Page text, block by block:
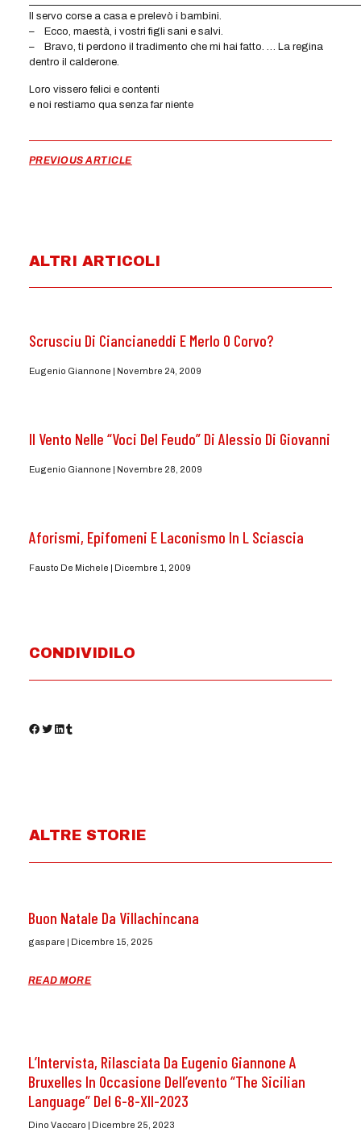
Il servo corse a casa e prelevò i bambini.
– Ecco, maestà, i vostri figli sani e salvi.
– Bravo, ti perdono il tradimento che mi hai fatto. … La regina
dentro il calderone.
Loro vissero felici e contenti
e noi restiamo qua senza far niente
PREVIOUS ARTICLE
ALTRI ARTICOLI
Scrusciu Di Ciancianeddi E Merlo O Corvo?
Eugenio Giannone Novembre 24, 2009
Il Vento Nelle “Voci Del Feudo” Di Alessio Di Giovanni
Eugenio Giannone Novembre 28, 2009
Aforismi, Epifomeni E Laconismo In L Sciascia
Fausto De Michele Dicembre 1, 2009
CONDIVIDILO
ALTRE STORIE
Buon Natale Da Villachincana
gaspare Dicembre 15, 2025
READ MORE
L’Intervista, Rilasciata Da Eugenio Giannone A
Bruxelles In Occasione Dell’evento “The Sicilian
Language” Del 6-8-XII-2023
Dino Vaccaro Dicembre 25, 2023